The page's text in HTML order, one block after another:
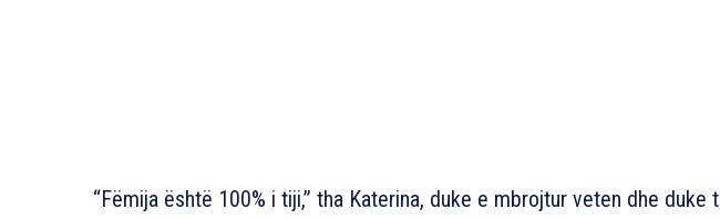
“Fëmija është 100% i tiji,” tha Katerina, duke e mbrojtur veten dhe duke